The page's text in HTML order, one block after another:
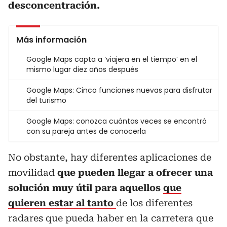
desconcentración.
Más información
Google Maps capta a ‘viajera en el tiempo’ en el
mismo lugar diez años después
Google Maps: Cinco funciones nuevas para disfrutar
del turismo
Google Maps: conozca cuántas veces se encontró
con su pareja antes de conocerla
No obstante, hay diferentes aplicaciones de
movilidad que pueden llegar a ofrecer una
solución muy útil para aquellos que
quieren estar al tanto de los diferentes
radares que pueda haber en la carretera que